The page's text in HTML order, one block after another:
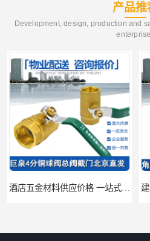
产品推
Development, design, production and